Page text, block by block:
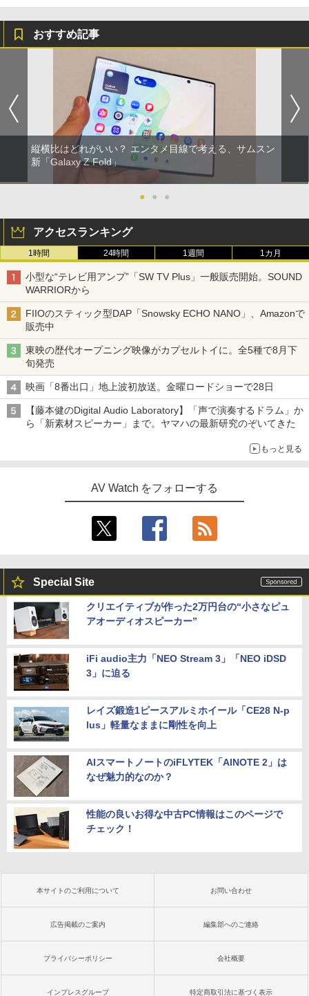
おすすめ記事
縦横比はどれがいい？ エンタメ目線で考える、サムスン
新「Galaxy Z Fold」
● ● ●
アクセスランキング
1時間 24時間 1週間 1カ月
小型な“テレビ用アンプ”「SW TV Plus」一般販売開始。SOUND
WARRIORから
FIIOのスティック型DAP「Snowsky ECHO NANO」、Amazonで
販売中
東映の歴代オープニング映像がカプセルトイに。全5種で8月下
旬発売
映画「8番出口」地上波初放送。金曜ロードショーで28日
【藤本健のDigital Audio Laboratory】「声で演奏するドラム」か
ら「新素材スピーカー」まで。ヤマハの最新研究のぞいてきた
もっと見る
AV Watch をフォローする
Special Site
クリエイティブが作った2万円台の“小さなピュ
アオーディオスピーカー”
iFi audio主力「NEO Stream 3」「NEO iDSD
3」に迫る
レイズ鍛造1ピースアルミホイール「CE28 N-p
lus」軽量なままに剛性を向上
AIスマートノートのiFLYTEK「AINOTE 2」は
なぜ魅力的なのか？
性能の良いお得な中古PC情報はこのページで
チェック！
本サイトのご利用について お問い合わせ
広告掲載のご案内 編集部へのご連絡
プライバシーポリシー 会社概要
インプレスグループ 特定商取引法に基づく表示